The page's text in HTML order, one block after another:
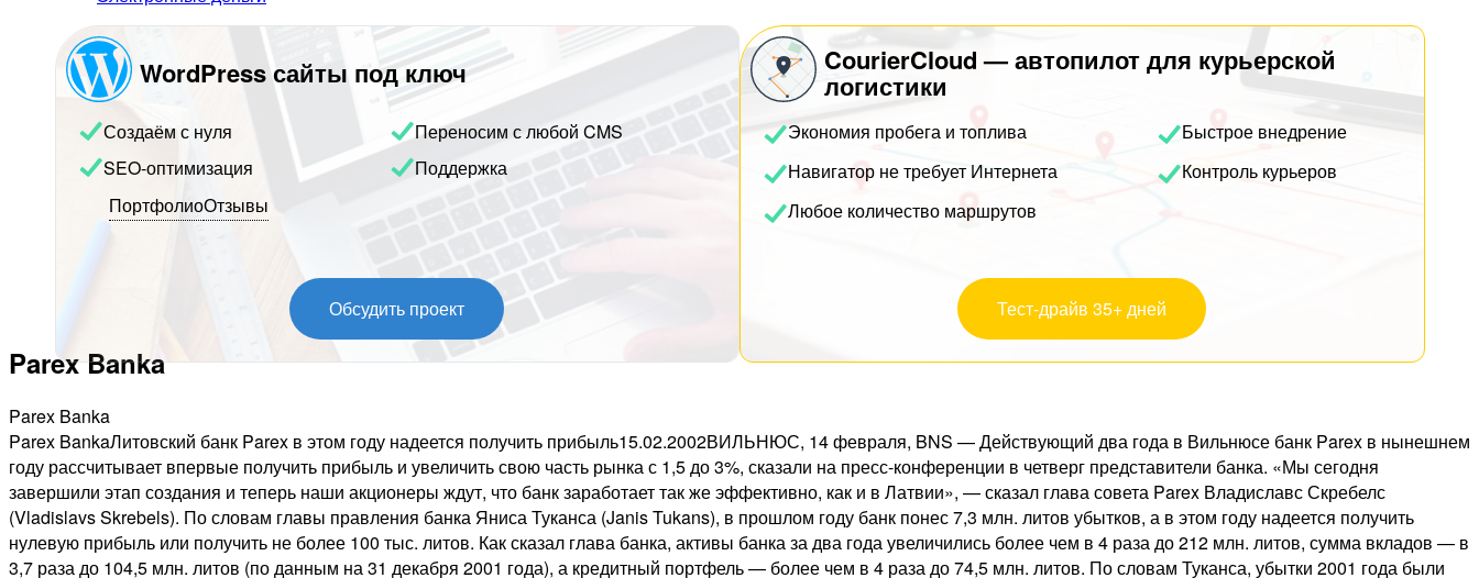
WordPress сайты под ключ
Создаём с нуля
Переносим с любой CMS
SEO-оптимизация
Поддержка
ПортфолиоОтзывы
Обсудить проект
CourierCloud — автопилот для курьерской
логистики
Экономия пробега и топлива
Быстрое внедрение
Навигатор не требует Интернета
Контроль курьеров
Любое количество маршрутов
Тест-драйв 35+ дней
Parex Banka
Parex Banka
Parex BankaЛитовский банк Parex в этом году надеется получить прибыль15.02.2002ВИЛЬНЮС, 14 февраля, BNS — Действующий два года в Вильнюсе банк Parex в нынешнем
году рассчитывает впервые получить прибыль и увеличить свою часть рынка с 1,5 до 3%, сказали на пресс-конференции в четверг представители банка. «Мы сегодня
завершили этап создания и теперь наши акционеры ждут, что банк заработает так же эффективно, как и в Латвии», — сказал глава совета Parex Владиславс Скребелс
(Vladislavs Skrebels). По словам главы правления банка Яниса Туканса (Janis Tukans), в прошлом году банк понес 7,3 млн. литов убытков, а в этом году надеется получить
нулевую прибыль или получить не более 100 тыс. литов. Как сказал глава банка, активы банка за два года увеличились более чем в 4 раза до 212 млн. литов, сумма вкладов — в
3,7 раза до 104,5 млн. литов (по данным на 31 декабря 2001 года), а кредитный портфель — более чем в 4 раза до 74,5 млн. литов. По словам Туканса, убытки 2001 года были